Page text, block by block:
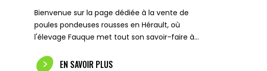
Bienvenue sur la page dédiée à la vente de
poules pondeuses rousses en Hérault, où
l'élevage Fauque met tout son savoir-faire à…
EN SAVOIR PLUS